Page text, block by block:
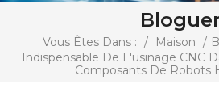
Vous Êtes Dans : / Maison /
Indispensable De L'usinage CNC
Composants De Robots